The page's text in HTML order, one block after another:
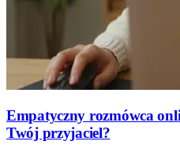
Empatyczny rozmówca
Twój przyjaciel?